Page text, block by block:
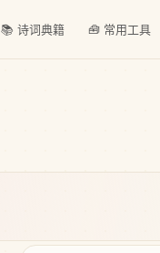
📚 诗词典籍 🧰 常用工具